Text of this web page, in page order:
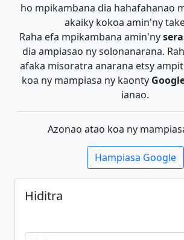
ho mpikambana dia hahafahanao
akaiky kokoa amin'ny
Raha efa mpikambana amin'ny
dia ampiasao ny solonanarana.
afaka misoratra anarana etsy
koa ny mampiasa ny kaonty
ianao.
Azonao atao koa ny
Hampiasa Google
Hiditra